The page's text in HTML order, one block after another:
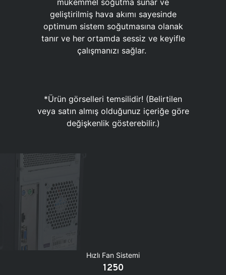
mükemmel soğutma sunar ve
geliştirilmiş hava akımı sayesinde
optimum sistem soğutmasına olanak
tanır ve her ortamda sessiz ve keyifle
çalışmanızı sağlar.
*Ürün görselleri temsilidir! (Belirtilen
veya satın almış olduğunuz içeriğe göre
değişkenlik gösterebilir.)
Hızlı Fan Sistemi
1250